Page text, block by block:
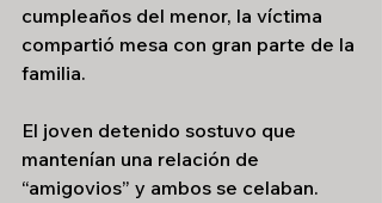
cumpleaños del menor, la víctima
compartió mesa con gran parte de la
familia.
El joven detenido sostuvo que
mantenían una relación de
“amigovios” y ambos se celaban.